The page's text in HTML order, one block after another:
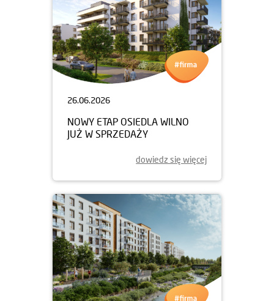
26.06.2026
NOWY ETAP OSIEDLA WILNO
JUŻ W SPRZEDAŻY
dowiedz się więcej